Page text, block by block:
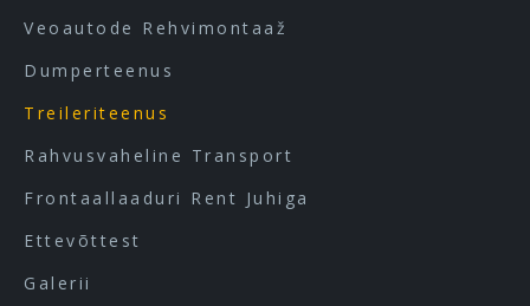
Veoautode Rehvimontaaž
Dumperteenus
Treileriteenus
Rahvusvaheline Transport
Frontaallaaduri Rent Juhiga
Ettevõttest
Galerii